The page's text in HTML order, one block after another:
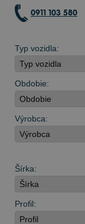
0911 103 580
Typ vozidla:
Obdobie:
Výrobca:
Šírka:
Profil: